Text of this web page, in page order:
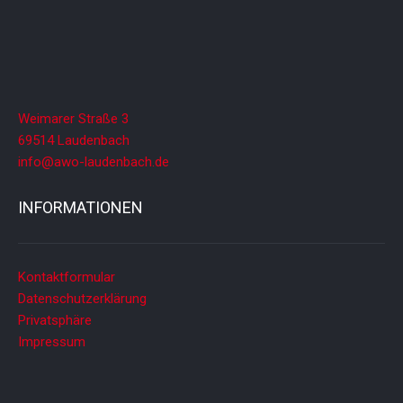
Weimarer Straße 3
69514 Laudenbach
info@awo-laudenbach.de
INFORMATIONEN
Kontaktformular
Datenschutzerklärung
Privatsphäre
Impressum